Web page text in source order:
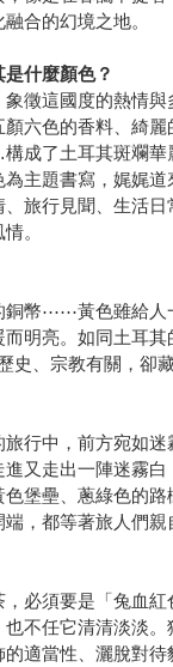
合的幻境之地。
什麼顏色？
徵這國度的熱情
六色的香料、綺麗
成了土耳其斑斕華
為主題書寫，娓娓
旅行見聞、生活
。
銅幣⋯⋯黃色雖給人
明亮。如同土耳其
史、宗教有關，卻
行中，前方宛如迷
又走出一陣迷霧
堡壘、蔥綠色的
，都等著旅人們親
，必須要是「兔血
不任它清清淡淡
的適當性、灑脫對